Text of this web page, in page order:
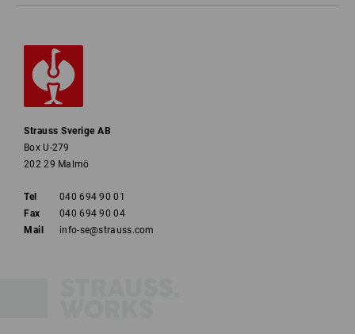
Strauss Sverige AB
Box U-279
202 29 Malmö
Tel
040 694 90 01
Fax
040 694 90 04
Mail
info-se@strauss.com